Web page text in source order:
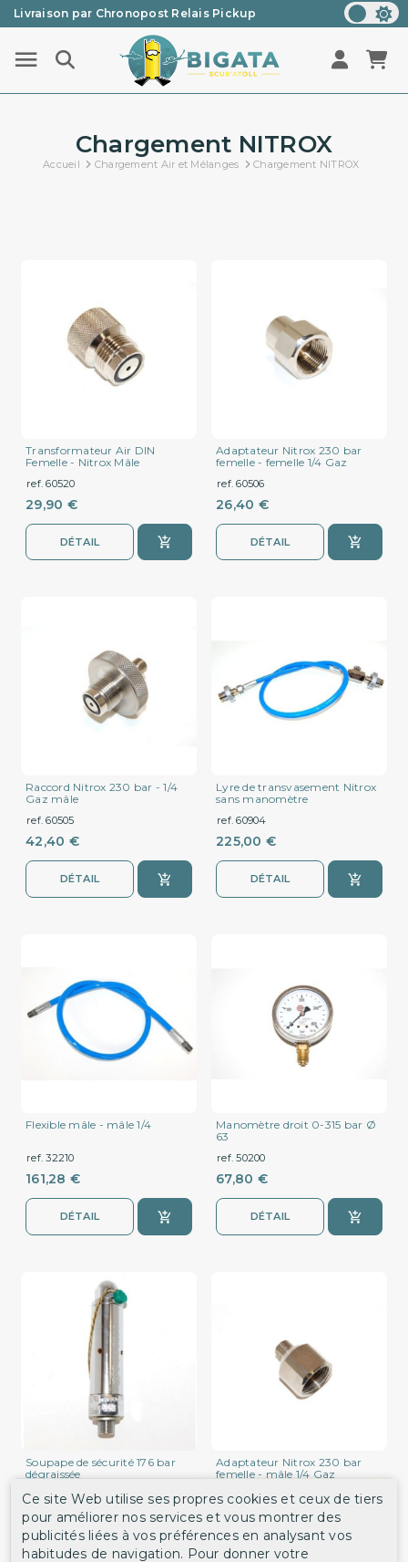
Livraison par Chronopost Relais Pickup
Une question ? Un renseignement ? 05 57 21 59 35
Chargement NITROX
Accueil Chargement Air et Mélanges Chargement NITROX
Transformateur Air DIN
Femelle - Nitrox Mâle
ref. 60520
29,90 €
DÉTAIL
Adaptateur Nitrox 230 bar
femelle - femelle 1/4 Gaz
ref. 60506
26,40 €
DÉTAIL
Raccord Nitrox 230 bar - 1/4
Gaz mâle
ref. 60505
42,40 €
DÉTAIL
Lyre de transvasement Nitrox
sans manomètre
ref. 60904
225,00 €
DÉTAIL
Flexible mâle - mâle 1/4
ref. 32210
161,28 €
DÉTAIL
Manomètre droit 0-315 bar Ø
63
ref. 50200
67,80 €
DÉTAIL
Soupape de sécurité 176 bar
dégraissée
ref. 31801D
343,20 €
DÉTAIL
Adaptateur Nitrox 230 bar
femelle - mâle 1/4 Gaz
ref. 60510
25,20 €
DÉTAIL
Ce site Web utilise ses propres cookies et ceux de tiers
pour améliorer nos services et vous montrer des
publicités liées à vos préférences en analysant vos
habitudes de navigation. Pour donner votre